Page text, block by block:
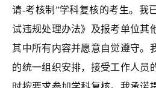
请-考核制”学科复核的考生。我
试违规处理办法》及报考单位其
其中所有内容并愿意自觉遵守。
的统一组织安排，接受工作人员